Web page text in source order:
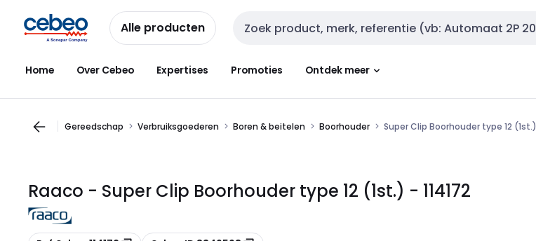
naar
navigatie
naar
inhoud
Alle producten Zoekveld invoer
Home Over Cebeo Expertises Promoties Ontdek meer
Gereedschap Verbruiksgoederen Boren & beitelen Boorhouder Super Clip Boorhouder type 12 (1st.)
Raaco - Super Clip Boorhouder type 12 (1st.) - 114172